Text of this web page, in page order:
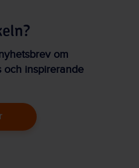
om
och inspirerande